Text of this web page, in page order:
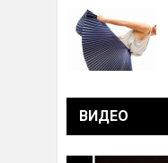
ВИДЕО